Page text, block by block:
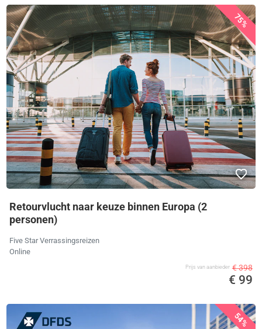
75%
Retourvlucht naar keuze binnen Europa (2
personen)
Five Star Verrassingsreizen
Online
Prijs van aanbieder € 398
€ 99
54%